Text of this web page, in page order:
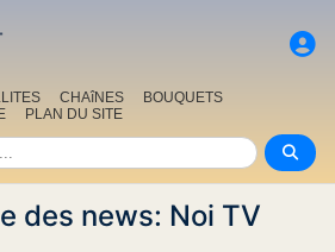
CHAîNES
BOUQUETS
PLAN DU SITE
des news: Noi TV